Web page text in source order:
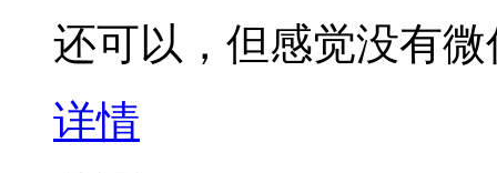
还可以，但感觉没有
详情